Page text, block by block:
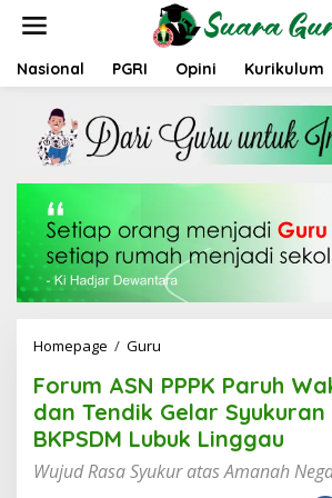
t
Nasional PGRI Opini Kurikulum
Homepage / Guru
r
u
m
A
S
Forum ASN PPPK Paruh
dan Tendik Gelar
BKPSDM Lubuk Linggau
Wujud Rasa Syukur atas Amanah